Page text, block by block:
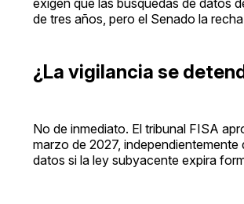
de tres años, pero el Senado la
¿La vigilancia se
No de inmediato. El tribunal FISA
marzo de 2027,
datos si la ley subyacente expira